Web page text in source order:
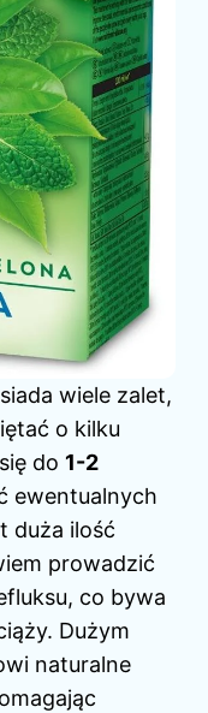
wiele zalet,
o kilku
do 1-2
ewentualnych
duża ilość
prowadzić
co bywa
. Dużym
naturalne